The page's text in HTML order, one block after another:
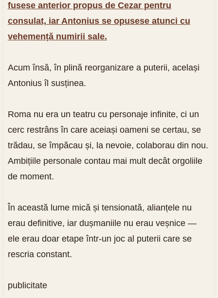
fusese anterior propus de Cezar pentru
consulat, iar Antonius se opusese atunci cu
vehemență numirii sale.
Acum însă, în plină reorganizare a puterii, același
Antonius îl susținea.
Roma nu era un teatru cu personaje infinite, ci un
cerc restrâns în care aceiași oameni se certau, se
trădau, se împăcau și, la nevoie, colaborau din nou.
Ambițiile personale contau mai mult decât orgoliile
de moment.
În această lume mică și tensionată, alianțele nu
erau definitive, iar dușmaniile nu erau veșnice —
ele erau doar etape într-un joc al puterii care se
rescria constant.
publicitate